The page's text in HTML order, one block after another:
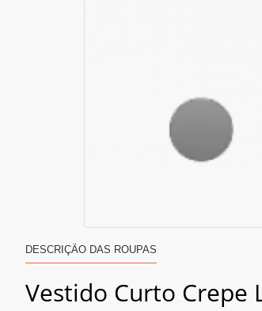
DESCRIÇÃO DAS ROUPAS
Vestido Curto Crepe